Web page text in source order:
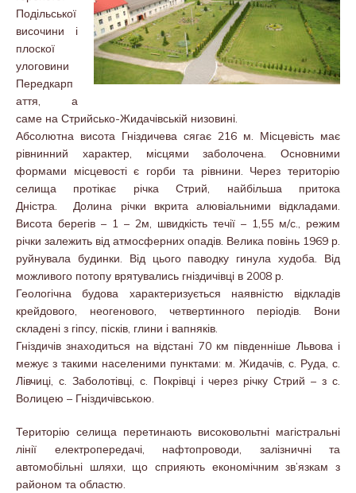
Подільської
височини і
плоскої
улоговини
Передкарп
аття, а
саме на Стрийсько-Жидачівській низовині.
Абсолютна висота Гніздичева сягає 216 м. Місцевість має
рівнинний характер, місцями заболочена. Основними
формами місцевості є горби та рівнини. Через територію
селища протікає річка Стрий, найбільша притока
Дністра. Долина річки вкрита алювіальними відкладами.
Висота берегів – 1 – 2м, швидкість течії – 1,55 м/с., режим
річки залежить від атмосферних опадів. Велика повінь 1969 р.
руйнувала будинки. Від цього паводку гинула худоба. Від
можливого потопу врятувались гніздичівці в 2008 р.
Геологічна будова характеризується наявністю відкладів
крейдового, неогенового, четвертинного періодів. Вони
складені з гіпсу, пісків, глини і вапняків.
Гніздичів знаходиться на відстані 70 км південніше Львова і
межує з такими населеними пунктами: м. Жидачів, с. Руда, с.
Лівчиці, с. Заболотівці, с. Покрівці і через річку Стрий – з с.
Волицею – Гніздичівською.
Територію селища перетинають високовольтні магістральні
лінії електропередачі, нафтопроводи, залізничні та
автомобільні шляхи, що сприяють економічним зв’язкам з
районом та областю.